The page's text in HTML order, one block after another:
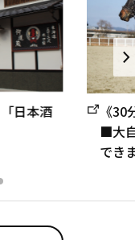
日本酒
《
■大
でき